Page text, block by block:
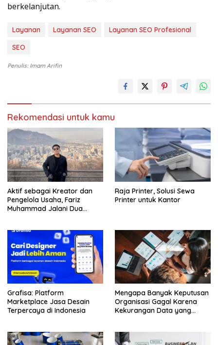
berkelanjutan.
Layanan Layanan SEO
Layanan SEO Profesional
SEO
Penulis: Imam Arifin
Rekomendasi untuk kamu
Aktif sebagai Kreator dan
Pengelola Usaha, Fariz
Muhammad Jalani Dua
Raja Printer, Solusi Sewa
Printer untuk Kantor
Grafisa: Platform
Marketplace Jasa Desain
Terpercaya di Indonesia
Mengapa Banyak Keputusan
Organisasi Gagal Karena
Kekurangan Data yang